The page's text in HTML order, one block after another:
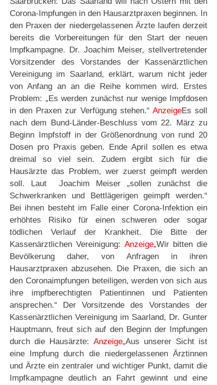
Corona-Impfungen in den Hausarztpraxen beginnen. In
den Praxen der niedergelassenen Ärzte laufen derzeit
bereits die Vorbereitungen für den Start der neuen
Impfkampagne. Dr. Joachim Meiser, stellvertretender
Vorsitzender des Vorstandes der Kassenärztlichen
Vereinigung im Saarland, erklärt, warum nicht jeder
von Anfang an an die Reihe kommen wird. Erstes
Problem: „Es werden zunächst nur wenige Impfdosen
in den Praxen zur Verfügung stehen.“ AnzeigeEs soll
nach dem Bund-Länder-Beschluss vom 22. März zu
Beginn Impfstoff in der Größenordnung von rund 20
Dosen pro Praxis geben. Ende April sollen es etwa
dreimal so viel sein. Zudem ergibt sich für die
Hausärzte das Problem, wer zuerst geimpft werden
soll. Laut Joachim Meiser „sollen zunächst die
Schwerkranken und Bettlägerigen geimpft werden.“
Bei ihnen besteht im Falle einer Corona-Infektion ein
erhöhtes Risiko für einen schweren oder sogar
tödlichen Verlauf der Krankheit. Die Bitte der
Kassenärztlichen Vereinigung: Anzeige„Wir bitten die
Bevölkerung daher, von Anfragen in ihren
Hausarztpraxen abzusehen. Die Praxen, die sich an
den Coronaimpfungen beteiligen, werden von sich aus
ihre impfberechtigten Patientinnen und Patienten
ansprechen.“ Der Vorsitzende des Vorstandes der
Kassenärztlichen Vereinigung im Saarland, Dr. Gunter
Hauptmann, freut sich auf den Beginn der Impfungen
durch die Hausärzte: Anzeige„Aus unserer Sicht ist
eine Impfung durch die niedergelassenen Ärztinnen
und Ärzte ein zentraler und wichtiger Punkt, damit die
Impfkampagne deutlich an Fahrt gewinnt und eine